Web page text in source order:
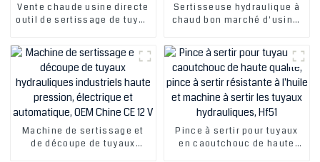
Vente chaude usine directe
outil de sertissage de tuyau
tuyau CA pince à sertir de fil
hydraulique pince à sertir
de tuyau hydraulique
manuelle
Sertisseuse hydraulique à
chaud bon marché d'usine,
de climatisation, machine à
sertir pour tuyaux de
climatisation à vendre
Machine de sertissage et
de découpe de tuyaux
Pince à sertir pour tuyaux
en caoutchouc de haute